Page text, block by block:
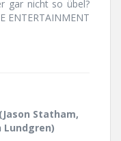
gar nicht so übel?
ENTERTAINMENT
Statham,
Lundgren)